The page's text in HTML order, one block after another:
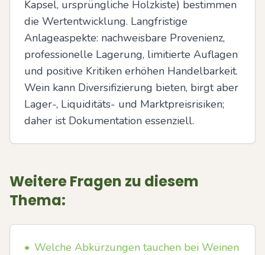
Kapsel, ursprüngliche Holzkiste) bestimmen
die Wertentwicklung. Langfristige
Anlageaspekte: nachweisbare Provenienz,
professionelle Lagerung, limitierte Auflagen
und positive Kritiken erhöhen Handelbarkeit.
Wein kann Diversifizierung bieten, birgt aber
Lager-, Liquiditäts- und Marktpreisrisiken;
daher ist Dokumentation essenziell.
Weitere Fragen zu diesem
Thema:
• Welche Abkürzungen tauchen bei Weinen